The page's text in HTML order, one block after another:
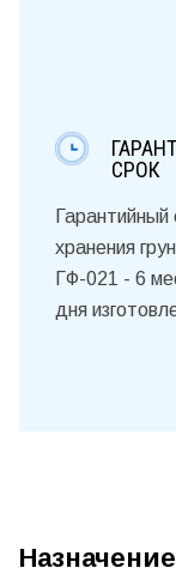
СРОК
Гарантийный
хранения
ГФ-021 - 6
дня
Назначение